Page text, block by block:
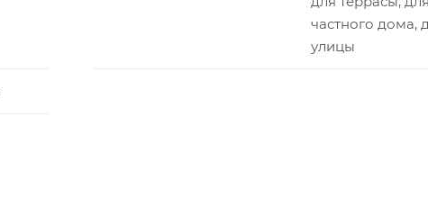
частного дома,
улицы